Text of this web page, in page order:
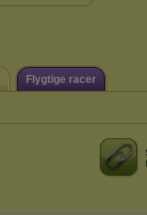
Flygtige racer